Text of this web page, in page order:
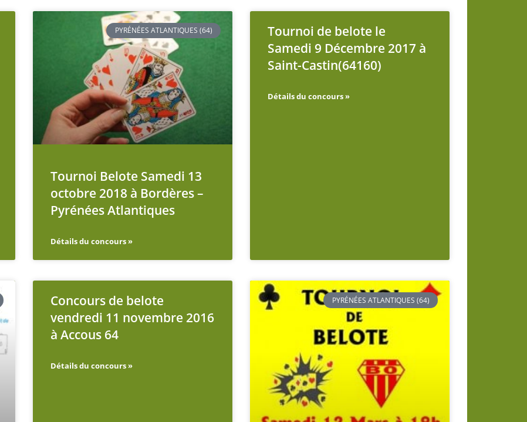
PYRÉNÉES ATLANTIQUES (64)
Tournoi Belote Samedi 13
octobre 2018 à Bordères –
Pyrénées Atlantiques
Détails du concours »
Tournoi de belote le
Samedi 9 Décembre 2017 à
Saint-Castin(64160)
Détails du concours »
Concours de belote
vendredi 11 novembre 2016
à Accous 64
Détails du concours »
PYRÉNÉES ATLANTIQUES (64)